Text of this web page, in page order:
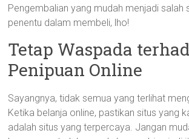
Pengembalian yang mudah menjadi salah
penentu dalam membeli, lho!
Tetap Waspada
Penipuan Online
Sayangnya, tidak semua yang terlihat
Ketika belanja online, pastikan situs yang
adalah situs yang terpercaya. Jangan